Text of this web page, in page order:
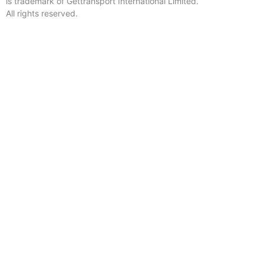
All rights reserved.